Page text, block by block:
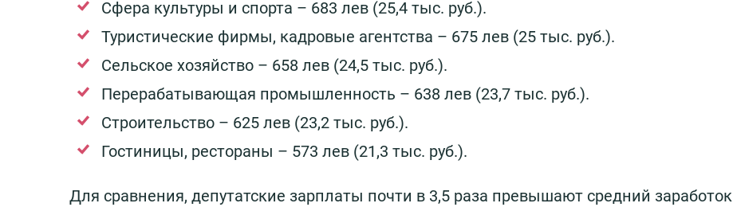
Сфера культуры и спорта – 683 лев (25,4 тыс. руб.).
Туристические фирмы, кадровые агентства – 675 лев (25 тыс. руб.).
Сельское хозяйство – 658 лев (24,5 тыс. руб.).
Перерабатывающая промышленность – 638 лев (23,7 тыс. руб.).
Строительство – 625 лев (23,2 тыс. руб.).
Гостиницы, рестораны – 573 лев (21,3 тыс. руб.).
Для сравнения, депутатские зарплаты почти в 3,5 раза превышают средний заработок